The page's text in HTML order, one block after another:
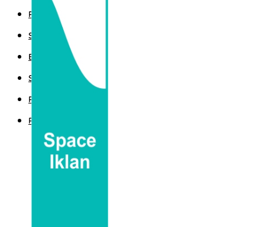
POLITIK
SPORT
EKBIS
SAINTEK
PEMERINTAHAN
PARLEMEN